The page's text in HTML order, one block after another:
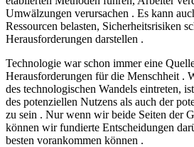
Umwälzungen verursachen . Es kann
Ressourcen belasten, Sicherheitsrisiken
Herausforderungen darstellen .
Technologie war schon immer eine
Herausforderungen für die Menschheit .
des technologischen Wandels eintreten,
des potenziellen Nutzens als auch der
zu sein . Nur wenn wir beide Seiten der
können wir fundierte Entscheidungen
besten vorankommen können .